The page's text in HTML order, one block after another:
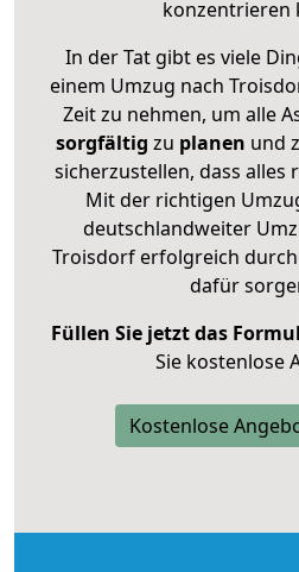
konzentrieren
In der Tat gibt es viele
einem Umzug nach
Zeit zu nehmen, um alle
sorgfältig zu planen und
sicherzustellen, dass alles
Mit der richtigen
deutschlandweiter
Troisdorf erfolgreich
dafür
Füllen Sie jetzt das
Sie kostenlose
Kostenlose